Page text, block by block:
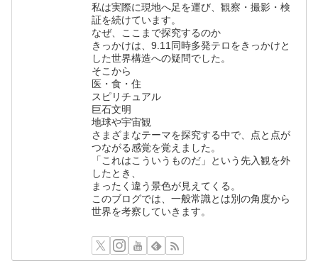
私は実際に現地へ足を運び、観察・撮影・検
証を続けています。
なぜ、ここまで探究するのか
きっかけは、9.11同時多発テロをきっかけと
した世界構造への疑問でした。
そこから
医・食・住
スピリチュアル
巨石文明
地球や宇宙観
さまざまなテーマを探究する中で、点と点が
つながる感覚を覚えました。
「これはこういうものだ」という先入観を外
したとき、
まったく違う景色が見えてくる。
このブログでは、一般常識とは別の角度から
世界を考察していきます。